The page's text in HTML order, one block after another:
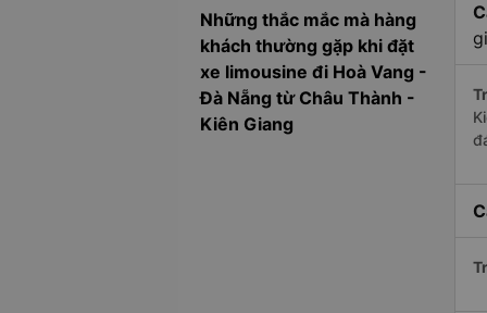
Những thắc mắc mà hàng
khách thường gặp khi đặt
xe limousine đi Hoà Vang -
Đà Nẵng từ Châu Thành -
Kiên Giang